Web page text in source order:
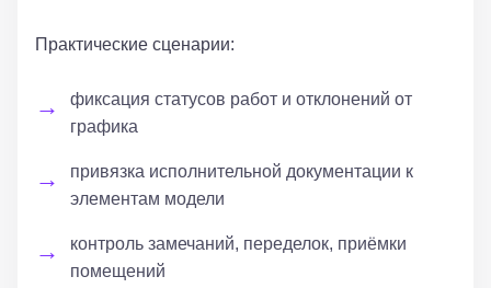
Практические сценарии:
фиксация статусов работ и отклонений от
графика
привязка исполнительной документации к
элементам модели
контроль замечаний, переделок, приёмки
помещений